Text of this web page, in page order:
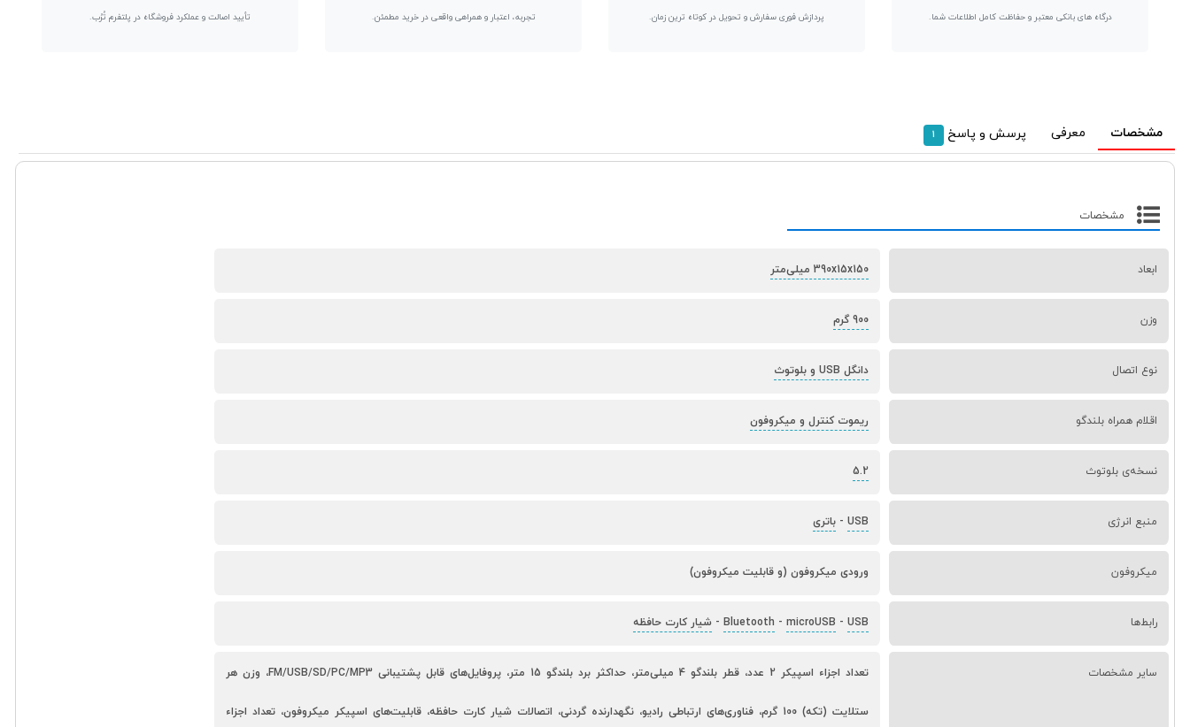
درگاه های بانکی معتبر و حفاظت کامل اطلاعات شما. پردازش فوری سفارش و تحویل در کوتاه ترین زمان. تجربه، اعتبار و همراهی واقعی در خرید مطمئن. تأیید اصالت و عملکرد فروشگاه در پلتفرم تُرُب.
مشخصات معرفی پرسش و پاسخ 1
مشخصات
ابعاد 390x15x150 میلی‌متر
وزن 900 گرم
نوع اتصال دانگل USB و بلوتوث
اقلام همراه بلندگو ریموت کنترل و میکروفون
نسخه‌ی بلوتوث 5.2
منبع انرژی USB
-باتری
میکروفون ورودی میکروفون (و قابلیت میکروفون)
رابط‌ها Bluetooth - microUSB - USB
-شیار کارت حافظه
سایر مشخصات تعداد اجزاء اسپیکر 2 عدد، قطر بلندگو 4 میلی‌متر، حداکثر برد بلندگو 15 متر، پروفایل‌های قابل پشتیبانی FM/USB/SD/PC/MP3، وزن هر
ستلایت (تکه) 100 گرم، فناوری‌های ارتباطی رادیو، نگهدارنده گردنی، اتصالات شیار کارت حافظه، قابلیت‌های اسپیکر میکروفون، تعداد اجزاء